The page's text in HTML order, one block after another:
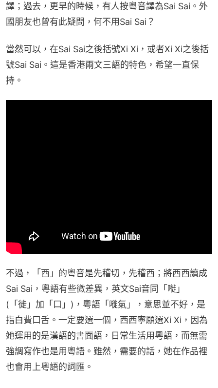
譯；過去，更早的時候，有人按粵音譯為Sai Sai。外
國朋友也曾有此疑問，何不用Sai Sai？
當然可以，在Sai Sai之後括號Xi Xi，或者Xi Xi之後括
號Sai Sai。這是香港兩文三語的特色，希望一直保
持。
不過，「西」的粵音是先稽切，先稽西；將西西讀成
Sai Sai，粵語有些微差異，英文Sai音同「嘥」
(「徙」加「口」)，粵語「嘥氣」，意思並不好，是
指白費口舌。一定要選一個，西西寧願選Xi Xi，因為
她運用的是漢語的書面語，日常生活用粵語，而無需
強調寫作也是用粵語。雖然，需要的話，她在作品裡
也會用上粵語的詞匯。